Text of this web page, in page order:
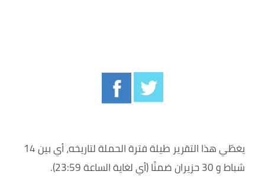
يغطّي هذا التقرير طيلة فترة الحملة لتاريخه، أي بين 14
شباط و 30 حزيران ضمنًا (أي لغاية الساعة 23:59).